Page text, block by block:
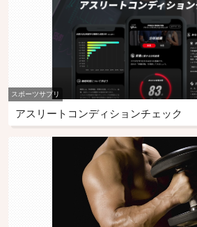
スポーツサプリ
アスリートコンディションチェック